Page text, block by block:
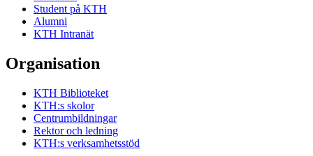
Student på KTH
Alumni
KTH Intranät
Organisation
KTH Biblioteket
KTH:s skolor
Centrumbildningar
Rektor och ledning
KTH:s verksamhetsstöd